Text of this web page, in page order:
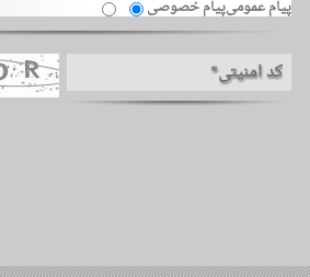
پیام عمومیپیام خصوصی